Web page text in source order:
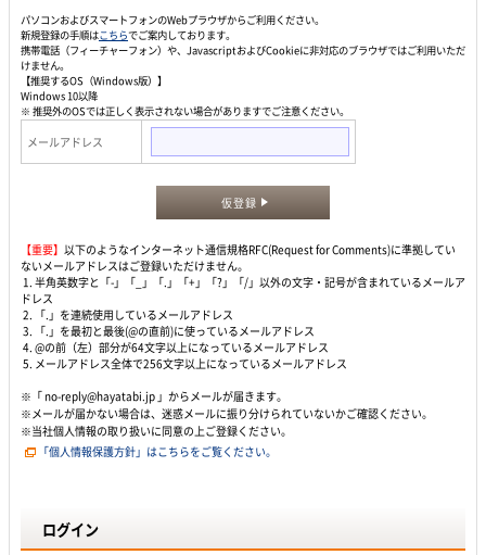
パソコンおよびスマートフォンのWebプラウザからご利用ください。
新規登録の手順はこちらでご案内しております。
携帯電話（フィーチャーフォン）や、JavascriptおよびCookieに非対応のブラウザではご利用いただ
けません。
【推奨するOS（Windows版）】
Windows 10以降
※ 推奨外のOSでは正しく表示されない場合がありますでご注意ください。
メールアドレス
仮登録
【重要】 以下のようなインターネット通信規格RFC(Request for Comments)に準拠してい
ないメールアドレスはご登録いただけません。
1. 半角英数字と「-」「_」「.」「+」「?」「/」以外の文字・記号が含まれているメールア
ドレス
2. 「.」を連続使用しているメールアドレス
3. 「.」を最初と最後(@の直前)に使っているメールアドレス
4. @の前（左）部分が64文字以上になっているメールアドレス
5. メールアドレス全体で256文字以上になっているメールアドレス
※「 no-reply@hayatabi.jp 」からメールが届きます。
※メールが届かない場合は、迷惑メールに振り分けられていないかご確認ください。
※当社個人情報の取り扱いに同意の上ご登録ください。
「個人情報保護方針」はこちらをご覧ください。
ログイン